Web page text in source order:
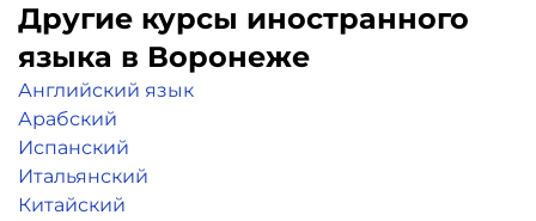
Другие курсы иностранного
языка в Воронеже
Английский язык
Арабский
Испанский
Итальянский
Китайский